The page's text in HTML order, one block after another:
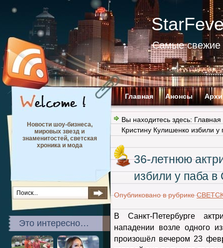
Самые свежие
Главная Анонсы
Новости шоу-бизнеса,
мировых звезд и
знаменитостей, светская
хроника и мода
Это интересно…
Вы находитесь здесь: Главная
Кристину Кулишенко избили у
36-летнюю
избили у паба в
Опубликовано в рубрике
В Санкт-Петербурге
нападении возле одного
произошёл вечером 23